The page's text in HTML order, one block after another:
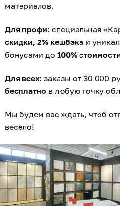
материалов.
Для профи: специальная
скидки, 2% кешбэка и
бонусами до 100% стоимости
Для всех: заказы от 30 000
бесплатно в любую точку
Мы будем вас ждать, чтоб
весело!